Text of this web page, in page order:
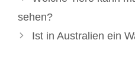
sehen?
Ist in Australien ein